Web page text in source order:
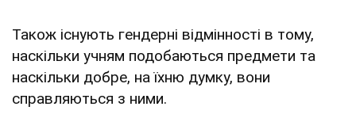
Також існують гендерні відмінності в тому,
наскільки учням подобаються предмети та
наскільки добре, на їхню думку, вони
справляються з ними.